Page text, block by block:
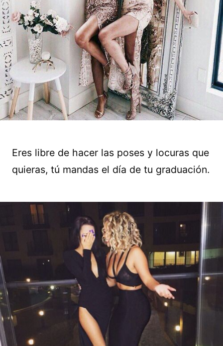
Eres libre de hacer las poses y locuras que
quieras, tú mandas el día de tu graduación.